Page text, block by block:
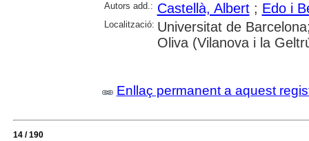
Autors add.: Castellà, Albert; Edo i
Localització: Universitat de
Oliva (Vilanova i la
Enllaç permanent a aquest
14 / 190